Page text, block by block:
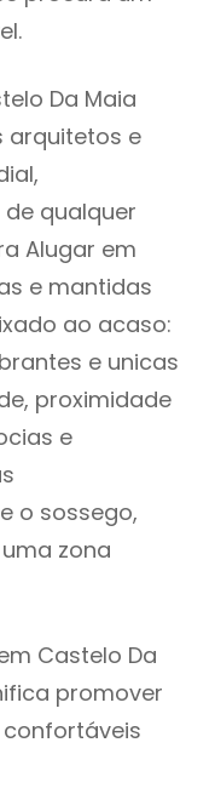
Da Maia
arquitetos e
qualquer
Alugar em
e mantidas
ao acaso:
e unicas
proximidade
e
o sossego,
zona
Castelo Da
promover